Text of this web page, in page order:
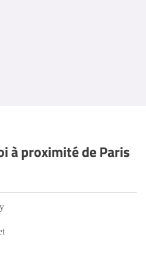
à proximité de Paris